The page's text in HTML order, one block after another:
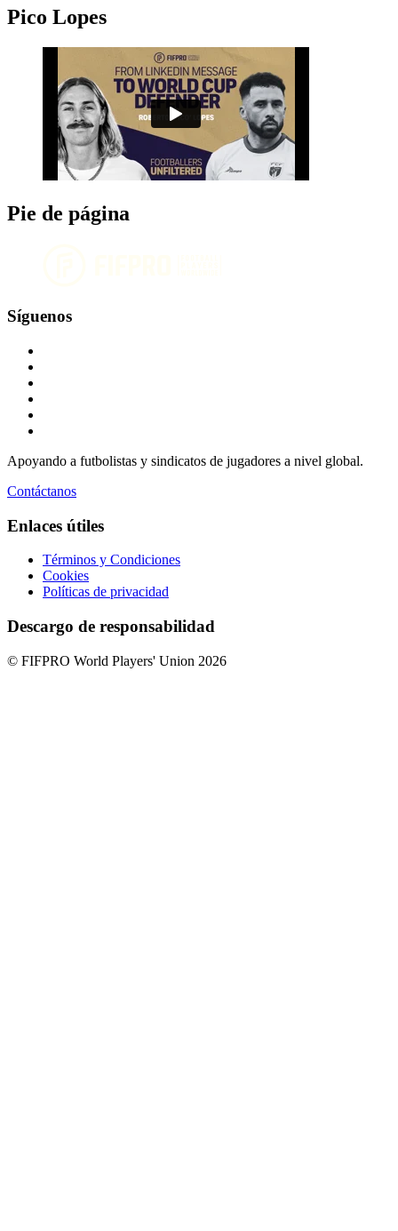
Pico Lopes
Pie de página
Síguenos
Apoyando a futbolistas y sindicatos de jugadores a nivel global.
Contáctanos
Enlaces útiles
Términos y Condiciones
Cookies
Políticas de privacidad
Descargo de responsabilidad
© FIFPRO World Players' Union 2026